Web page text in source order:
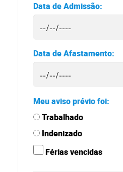
Data de Admissão:
Data de Afastamento:
Meu aviso prévio foi:
Trabalhado
Indenizado
Férias vencidas